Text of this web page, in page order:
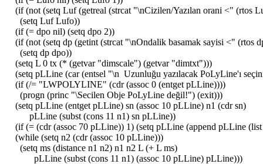
(if (not (setq Luf (getreal (strcat "\nCizilen/Yazılan orani <" (rtos
(setq Luf Lufo))
(if (= dpo nil) (setq dpo 2))
(if (not (setq dp (getint (strcat "\nOndalik basamak sayisi <" (rtos
(setq dp dpo))
(setq L 0 tx (* (getvar "dimscale") (getvar "dimtxt")))
(setq pLLine (car (entsel "\n Uzunluğu yazılacak PoLyLine'ı
(if (/= "LWPOLYLINE" (cdr (assoc 0 (entget pLLine))))
(progn (princ "\Secilen Obje PoLyLine değil!") (exit)))
(setq pLLine (entget pLLine) sn (assoc 10 pLLine) n1 (cdr sn)
pLLine (subst (cons 11 n1) sn pLLine))
(if (= (cdr (assoc 70 pLLine)) 1) (setq pLLine (append pLLine
(while (setq n2 (cdr (assoc 10 pLLine)))
(setq ms (distance n1 n2) n1 n2 L (+ L ms)
pLLine (subst (cons 11 n1) (assoc 10 pLLine) pLLine)))